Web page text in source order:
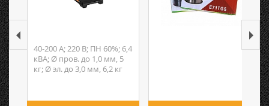
40-200 А; 220 В; ПН 60%; 6,4
кВА; Ø пров. до 1,0 мм, 5
кг; Ø эл. до 3,0 мм, 6,2 кг